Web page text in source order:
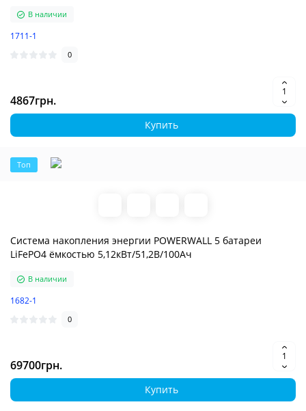
В наличии
1711-1
0
4867грн.
Купить
Топ
Система накопления энергии POWERWALL 5 батареи
LiFePO4 ёмкостью 5,12кВт/51,2В/100Ач
В наличии
1682-1
0
69700грн.
Купить